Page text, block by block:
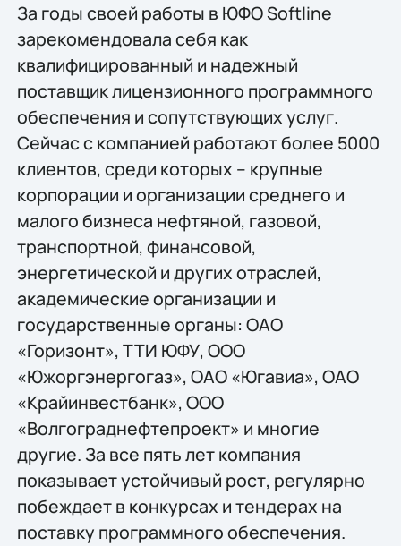
За годы своей работы в ЮФО Softline
зарекомендовала себя как
квалифицированный и надежный
поставщик лицензионного программного
обеспечения и сопутствующих услуг.
Сейчас с компанией работают более 5000
клиентов, среди которых – крупные
корпорации и организации среднего и
малого бизнеса нефтяной, газовой,
транспортной, финансовой,
энергетической и других отраслей,
академические организации и
государственные органы: ОАО
«Горизонт», ТТИ ЮФУ, ООО
«Южоргэнергогаз», ОАО «Югавиа», ОАО
«Крайинвестбанк», ООО
«Волгограднефтепроект» и многие
другие. За все пять лет компания
показывает устойчивый рост, регулярно
побеждает в конкурсах и тендерах на
поставку программного обеспечения.